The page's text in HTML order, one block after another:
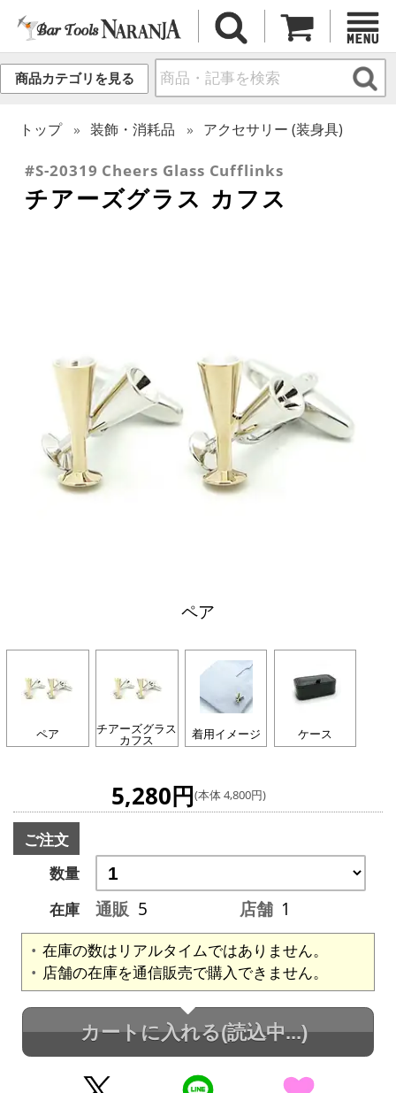
商品カテゴリを見る
トップ 装飾・消耗品 アクセサリー (装身具)
#S-20319 Cheers Glass Cufflinks
チアーズグラス カフス
ペア
ペア チアーズグラス
カフス 着用イメージ ケース
5,280円(本体 4,800円)
ご注文
数量
在庫
通販 5 店舗 1
在庫の数はリアルタイムではありません。
店舗の在庫を通信販売で購入できません。
カートに入れる(読込中...)